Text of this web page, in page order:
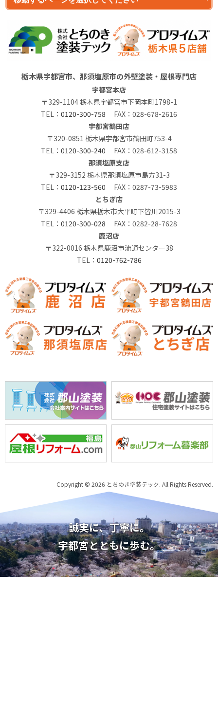
栃木県宇都宮市、那須塩原市の外壁塗装・屋根専門店
宇都宮本店
〒329-1104 栃木県宇都宮市下岡本町1798-1
TEL： 0120-300-758 FAX：028-678-2616
宇都宮鶴田店
〒320-0851 栃木県宇都宮市鶴田町753-4
TEL： 0120-300-240 FAX：028-612-3158
那須塩原支店
〒329-3152 栃木県那須塩原市島方31-3
TEL： 0120-123-560 FAX：0287-73-5983
とちぎ店
〒329-4406 栃木県栃木市大平町下皆川2015-3
TEL： 0120-300-028 FAX：0282-28-7628
鹿沼店
〒322-0016 栃木県鹿沼市流通センター38
TEL： 0120-762-786
Copyright © 2026 とちのき塗装テック. All Rights Reserved.
誠実に、丁寧に。
宇都宮とともに歩む。